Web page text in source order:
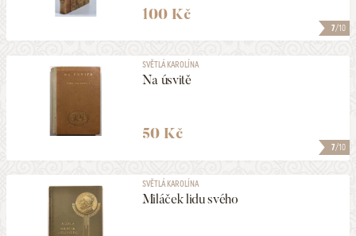
7/10
100 Kč
7/10
SVĚTLÁ KAROLÍNA
Na úsvitě
50 Kč
SVĚTLÁ KAROLÍNA
Miláček lidu svého